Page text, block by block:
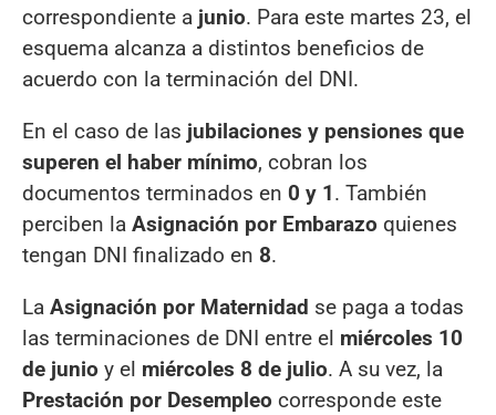
correspondiente a junio. Para este martes 23, el
esquema alcanza a distintos beneficios de
acuerdo con la terminación del DNI.
En el caso de las jubilaciones y pensiones que
superen el haber mínimo, cobran los
documentos terminados en 0 y 1. También
perciben la Asignación por Embarazo quienes
tengan DNI finalizado en 8.
La Asignación por Maternidad se paga a todas
las terminaciones de DNI entre el miércoles 10
de junio y el miércoles 8 de julio. A su vez, la
Prestación por Desempleo corresponde este